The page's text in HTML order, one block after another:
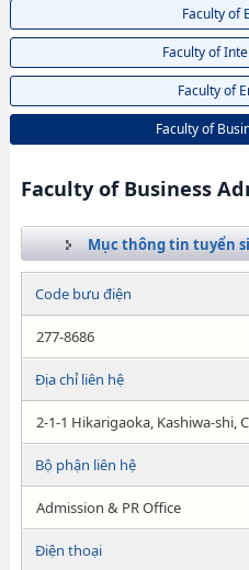
Faculty of
Faculty of
Faculty of
Faculty of
Faculty of Business
Mục thông tin tuyển
Code bưu điện
277-8686
Địa chỉ liên hệ
2-1-1 Hikarigaoka, Kashiwa-shi,
Bộ phận liên hệ
Admission & PR Office
Điện thoại